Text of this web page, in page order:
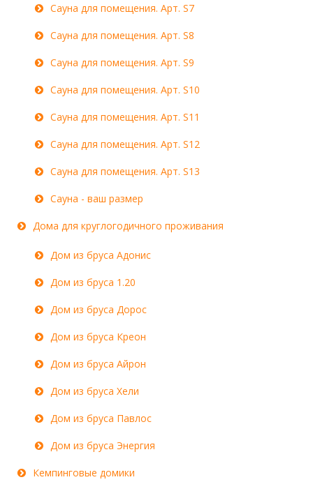
Сауна для помещения. Арт. S7
Сауна для помещения. Арт. S8
Сауна для помещения. Арт. S9
Сауна для помещения. Арт. S10
Сауна для помещения. Арт. S11
Сауна для помещения. Арт. S12
Сауна для помещения. Арт. S13
Сауна - ваш размер
Дома для круглогодичного проживания
Дом из бруса Адонис
Дом из бруса 1.20
Дом из бруса Дорос
Дом из бруса Креон
Дом из бруса Айрон
Дом из бруса Хели
Дом из бруса Павлос
Дом из бруса Энергия
Кемпинговые домики